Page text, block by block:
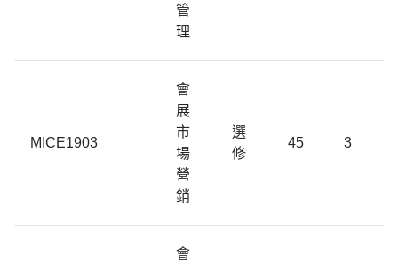
管
理
MICE1903
會
展
市
場
營
銷
選
修
45 3
會